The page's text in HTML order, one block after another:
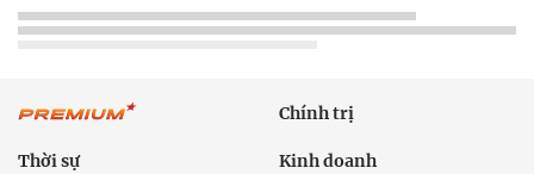
Chính trị
Thời sự Kinh doanh